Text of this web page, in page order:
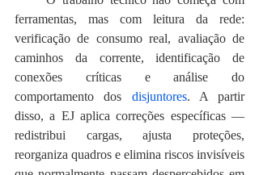
ferramentas, mas com leitura da rede:
verificação de consumo real, avaliação de
caminhos da corrente, identificação de
conexões críticas e análise do
comportamento dos disjuntores. A partir
disso, a EJ aplica correções específicas —
redistribui cargas, ajusta proteções,
reorganiza quadros e elimina riscos invisíveis